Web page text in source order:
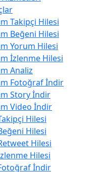
Takipçi Hilesi
Beğeni Hilesi
Yorum Hilesi
İzlenme Hilesi
Analiz
Fotoğraf İndir
Story İndir
Video İndir
Hilesi
Hilesi
Hilesi
Hilesi
İndir